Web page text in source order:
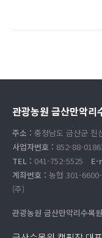
관광농원 금산만악리
주소 : 충청남도 금산군 진
사업자번호 : 852-88-
TEL : 041-752-5525
계좌번호 : 농협 301-
(주)
관광농원 금산만악리수목